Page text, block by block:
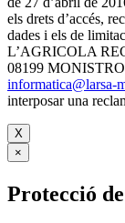
els drets d’accés,
dades i els de
L’AGRICOLA
08199
informatica@larsa-
interposar una
X
×
Protecció